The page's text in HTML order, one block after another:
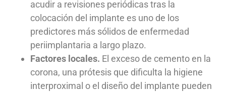
acudir a revisiones periódicas tras la
colocación del implante es uno de los
predictores más sólidos de enfermedad
periimplantaria a largo plazo.
Factores locales. El exceso de cemento en la
corona, una prótesis que dificulta la higiene
interproximal o el diseño del implante pueden